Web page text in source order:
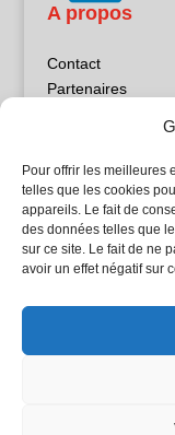
Pour offrir les meilleures
telles que les cookies
appareils. Le fait de
des données telles que
sur ce site. Le fait de ne
avoir un effet négatif sur
A propos
Contact
Partenaires
Politique de
Sites
5Façades
Atrium Patrimoine